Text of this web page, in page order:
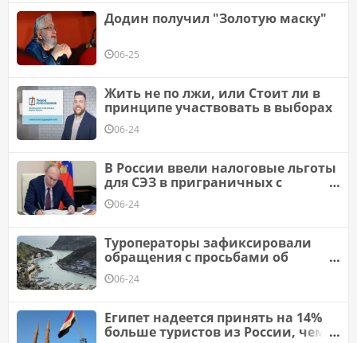
Додин получил "Золотую маску"
06-25
Жить не по лжи, или Стоит ли в
принципе участвовать в выборах
06-24
В России ввели налоговые льготы
для СЭЗ в приграничных с
Украиной регионах
06-24
Туроператоры зафиксировали
обращения с просьбами об
отмене туров в Крым
06-24
Египет надеется принять на 14%
больше туристов из России, чем